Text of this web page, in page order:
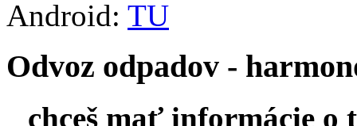
Android: TU
Odvoz odpadov -
chceš mať informácie o